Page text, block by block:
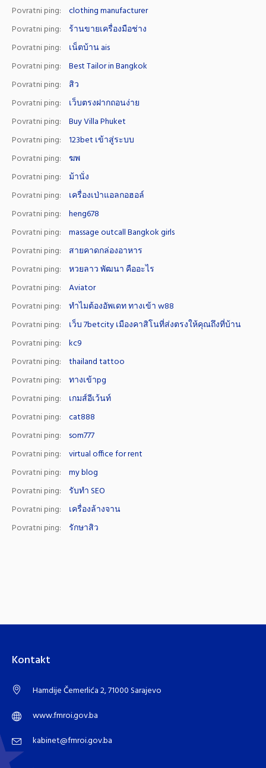
Povratni ping:
clothing manufacturer
Povratni ping:
ร้านขายเครื่องมือช่าง
Povratni ping:
เน็ตบ้าน ais
Povratni ping:
Best Tailor in Bangkok
Povratni ping:
สิว
Povratni ping:
เว็บตรงฝากถอนง่าย
Povratni ping:
Buy Villa Phuket
Povratni ping:
123bet เข้าสู่ระบบ
Povratni ping:
ฆพ
Povratni ping:
ม้านั่ง
Povratni ping:
เครื่องเป่าแอลกอฮอล์
Povratni ping:
heng678
Povratni ping:
massage outcall Bangkok girls
Povratni ping:
สายคาดกล่องอาหาร
Povratni ping:
หวยลาว พัฒนา คืออะไร
Povratni ping:
Aviator
Povratni ping:
ทำไมต้องอัพเดท ทางเข้า w88
Povratni ping:
เว็บ 7betcity เมืองคาสิโนที่ส่งตรงให้คุณถึงที่บ้าน
Povratni ping:
kc9
Povratni ping:
thailand tattoo
Povratni ping:
ทางเข้าpg
Povratni ping:
เกมส์อีเว้นท์
Povratni ping:
cat888
Povratni ping:
som777
Povratni ping:
virtual office for rent
Povratni ping:
my blog
Povratni ping:
รับทำ SEO
Povratni ping:
เครื่องล้างจาน
Povratni ping:
รักษาสิว
Kontakt
Hamdije Čemerlića 2, 71000 Sarajevo
www.fmroi.gov.ba
kabinet@fmroi.gov.ba